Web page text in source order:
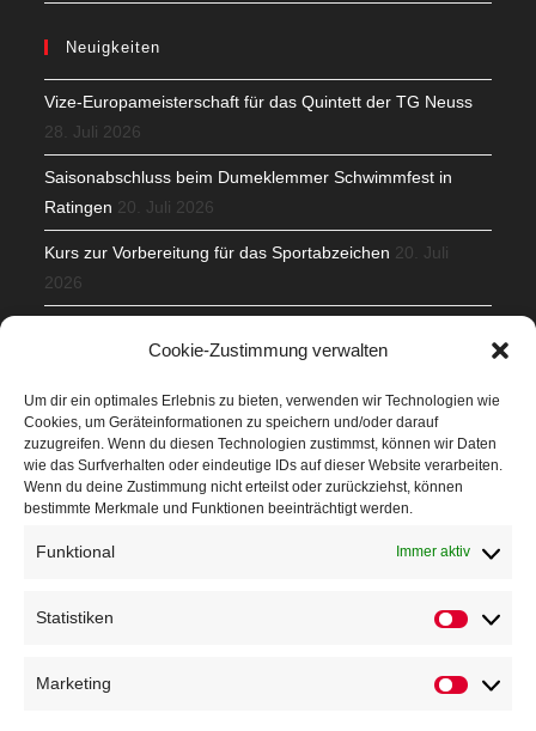
Cookie-Zustimmung verwalten
Um dir ein optimales Erlebnis zu bieten, verwenden wir Technologien wie
Cookies, um Geräteinformationen zu speichern und/oder darauf
zuzugreifen. Wenn du diesen Technologien zustimmst, können wir Daten
wie das Surfverhalten oder eindeutige IDs auf dieser Website verarbeiten.
Wenn du deine Zustimmung nicht erteilst oder zurückziehst, können
bestimmte Merkmale und Funktionen beeinträchtigt werden.
Funktional Immer aktiv
Statistiken
Marketing
Neuigkeiten
Vize-Europameisterschaft für das Quintett der TG Neuss
28. Juli 2026
Saisonabschluss beim Dumeklemmer Schwimmfest in
Ratingen 20. Juli 2026
Kurs zur Vorbereitung für das Sportabzeichen 20. Juli
2026
Veranstaltungen
Höffner Run
Kindersportfest